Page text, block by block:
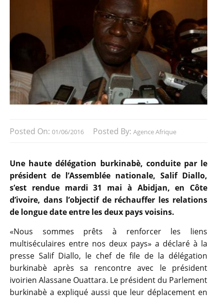
Posted On: 01/06/2016 Posted By: Agence Afrique
Une haute délégation burkinabè, conduite par le
président de l’Assemblée nationale, Salif Diallo,
s’est rendue mardi 31 mai à Abidjan, en Côte
d’ivoire, dans l’objectif de réchauffer les relations
de longue date entre les deux pays voisins.
«Nous sommes prêts à renforcer les liens
multiséculaires entre nos deux pays» a déclaré à la
presse Salif Diallo, le chef de file de la délégation
burkinabè après sa rencontre avec le président
ivoirien Alassane Ouattara. Le président du Parlement
burkinabè a expliqué aussi que leur déplacement en